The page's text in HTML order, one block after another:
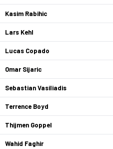
Kasim Rabihic
Lars Kehl
Lucas Copado
Omar Sijaric
Sebastian Vasiliadis
Terrence Boyd
Thijmen Goppel
Wahid Faghir